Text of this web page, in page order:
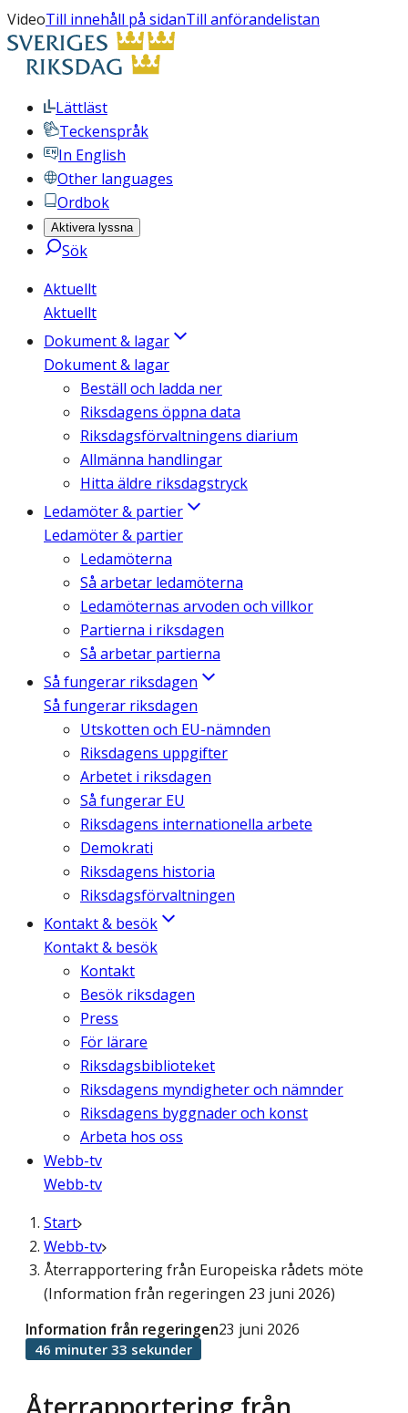
VideoTill innehåll på sidanTill anförandelistan
Lättläst
Teckenspråk
In English
Other languages
Ordbok
Aktivera lyssna
Sök
Aktuellt
Aktuellt
Dokument & lagar
Dokument & lagar
Beställ och ladda ner
Riksdagens öppna data
Riksdagsförvaltningens diarium
Allmänna handlingar
Hitta äldre riksdagstryck
Ledamöter & partier
Ledamöter & partier
Ledamöterna
Så arbetar ledamöterna
Ledamöternas arvoden och villkor
Partierna i riksdagen
Så arbetar partierna
Så fungerar riksdagen
Så fungerar riksdagen
Utskotten och EU-nämnden
Riksdagens uppgifter
Arbetet i riksdagen
Så fungerar EU
Riksdagens internationella arbete
Demokrati
Riksdagens historia
Riksdagsförvaltningen
Kontakt & besök
Kontakt & besök
Kontakt
Besök riksdagen
Press
För lärare
Riksdagsbiblioteket
Riksdagens myndigheter och nämnder
Riksdagens byggnader och konst
Arbeta hos oss
Webb-tv
Webb-tv
Start
Webb-tv
Återrapportering från Europeiska rådets möte
(Information från regeringen 23 juni 2026)
Information från regeringen23 juni 2026
46 minuter 33 sekunder